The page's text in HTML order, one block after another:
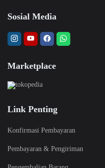
Sosial Media
Marketplace
Link Penting
Konfirmasi Pembayaran
Pembayaran & Pengiriman